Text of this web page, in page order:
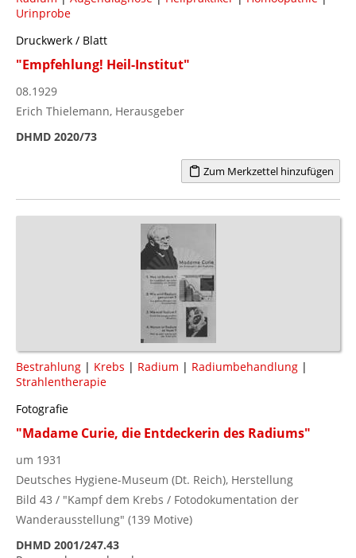
Urinprobe
Druckwerk / Blatt
"Empfehlung! Heil-Institut"
08.1929
Erich Thielemann, Herausgeber
DHMD 2020/73
Zum Merkzettel hinzufügen
Bestrahlung | Krebs | Radium | Radiumbehandlung |
Strahlentherapie
Fotografie
"Madame Curie, die Entdeckerin des Radiums"
um 1931
Deutsches Hygiene-Museum (Dt. Reich), Herstellung
Bild 43 / "Kampf dem Krebs / Fotodokumentation der
Wanderausstellung" (139 Motive)
DHMD 2001/247.43